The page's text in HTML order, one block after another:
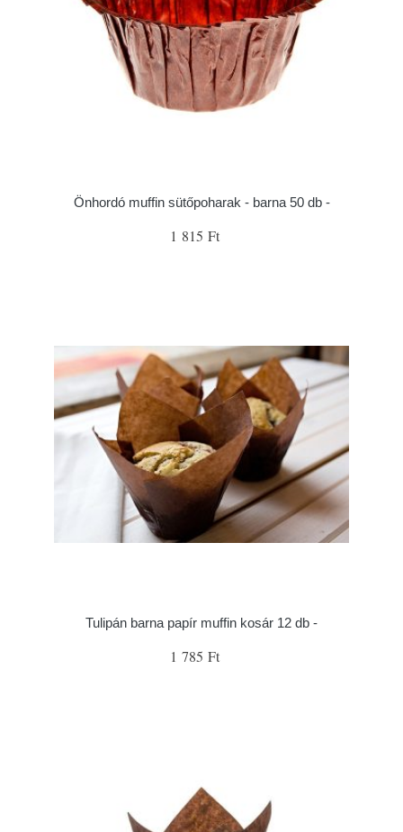
Önhordó muffin sütőpoharak - barna 50 db -
1 815 Ft
Tulipán barna papír muffin kosár 12 db -
1 785 Ft